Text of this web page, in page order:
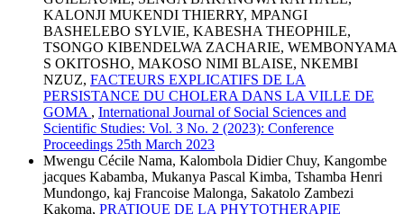
KALONJI MUKENDI THIERRY, MPANGI
BASHELEBO SYLVIE, KABESHA THEOPHILE,
TSONGO KIBENDELWA ZACHARIE, WEMBONYAMA
S OKITOSHO, MAKOSO NIMI BLAISE, NKEMBI
NZUZ, FACTEURS EXPLICATIFS DE LA
PERSISTANCE DU CHOLERA DANS LA VILLE DE
GOMA , International Journal of Social Sciences and
Scientific Studies: Vol. 3 No. 2 (2023): Conference
Proceedings 25th March 2023
Mwengu Cécile Nama, Kalombola Didier Chuy, Kangombe
jacques Kabamba, Mukanya Pascal Kimba, Tshamba Henri
Mundongo, kaj Francoise Malonga, Sakatolo Zambezi
Kakoma, PRATIQUE DE LA PHYTOTHERAPIE